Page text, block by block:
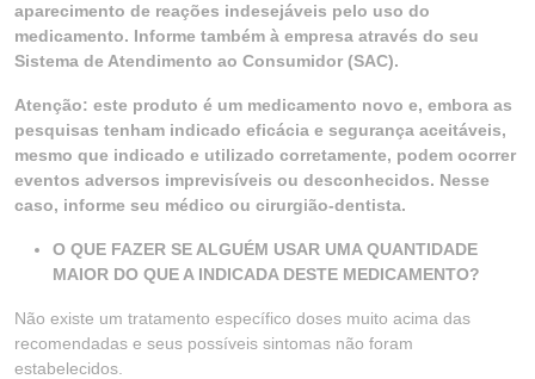
aparecimento de reações indesejáveis pelo uso do
medicamento. Informe também à empresa através do seu
Sistema de Atendimento ao Consumidor (SAC).
Atenção: este produto é um medicamento novo e, embora as
pesquisas tenham indicado eficácia e segurança aceitáveis,
mesmo que indicado e utilizado corretamente, podem ocorrer
eventos adversos imprevisíveis ou desconhecidos. Nesse
caso, informe seu médico ou cirurgião-dentista.
O QUE FAZER SE ALGUÉM USAR UMA QUANTIDADE
MAIOR DO QUE A INDICADA DESTE MEDICAMENTO?
Não existe um tratamento específico doses muito acima das
recomendadas e seus possíveis sintomas não foram
estabelecidos.